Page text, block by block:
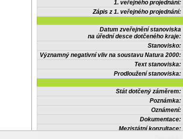
1. veřejného projednání:
Zápis z 1. veřejného projednání:
Datum zveřejnění stanoviska
na úřední desce dotčeného kraje:
Stanovisko:
Významný negativní vliv na soustavu Natura 2000:
Text stanoviska:
Prodloužení stanoviska:
Stát dotčený záměrem:
Poznámka:
Oznámení:
Dokumentace:
Mezistátní konzultace: